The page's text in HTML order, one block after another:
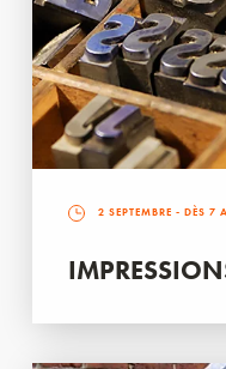
2 SEPTEMBRE - DÈS 7